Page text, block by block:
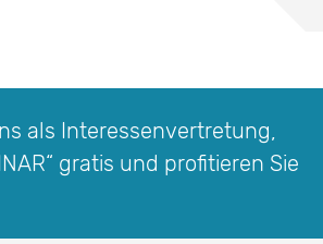
als Interessen­vertretung,
gratis und profitieren Sie